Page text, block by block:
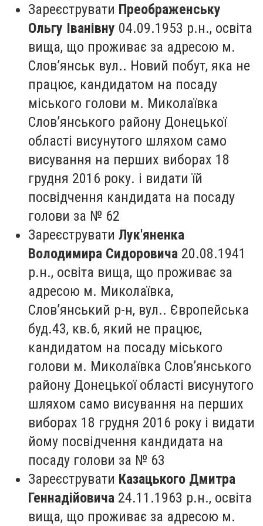
Зареєструвати Преображенську
Ольгу Іванівну 04.09.1953 р.н., освіта
вища, що проживає за адресою м.
Слов’янськ вул.. Новий побут, яка не
працює, кандидатом на посаду
міського голови м. Миколаївка
Слов’янського району Донецької
області висунутого шляхом само
висування на перших виборах 18
грудня 2016 року. і видати їй
посвідчення кандидата на посаду
голови за № 62
Зареєструвати Лук'яненка
Володимира Сидоровича 20.08.1941
р.н., освіта вища, що проживає за
адресою м. Миколаївка,
Слов’янський р-н, вул.. Європейська
буд.43, кв.6, який не працює,
кандидатом на посаду міського
голови м. Миколаївка Слов’янського
району Донецької області висунутого
шляхом само висування на перших
виборах 18 грудня 2016 року і видати
йому посвідчення кандидата на
посаду голови за № 63
Зареєструвати Казацького Дмитра
Геннадійовича 24.11.1963 р.н., освіта
вища, що проживає за адресою м.